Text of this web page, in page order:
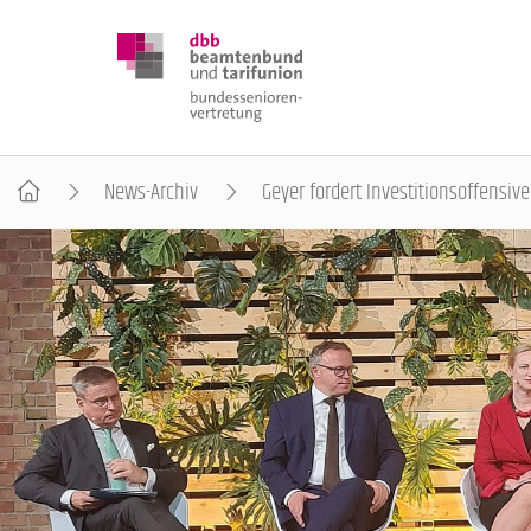
DBB SENIOREN
POSITIONEN
VERANSTALTUNGEN
PUBLIKATIONEN
News-Archiv Geyer fordert